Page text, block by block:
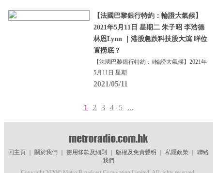
【法國巴黎銀行特約：輪證大氣候】
2021年5月11日 星期二 朱子昭 李浩德
林恩Lynn ｜港股急跌科技股大瀉 咩位
置撈底？
【法國巴黎銀行特約：#輪證大氣候】2021年
5月11日 星期
2021/05/11
1 2 3 4 5 ...
回主頁｜ 關於我們 使用條款及細則 版權及免責聲明 私隱政策｜ 聯絡
我們